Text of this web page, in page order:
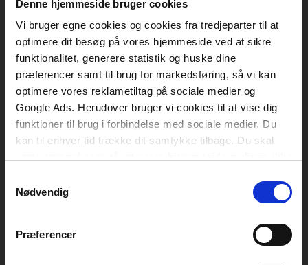
Denne hjemmeside bruger cookies
Vi bruger egne cookies og cookies fra tredjeparter til at
optimere dit besøg på vores hjemmeside ved at sikre
funktionalitet, generere statistik og huske dine
præferencer samt til brug for markedsføring, så vi kan
optimere vores reklametiltag på sociale medier og
Google Ads. Herudover bruger vi cookies til at vise dig
funktioner til brug i forbindelse med sociale medier. Du
kan til enhver tid trække dit samtykke tilbage. Du skal
tilbagetrækker et samtykke.
Nødvendig
Præferencer
1120 København K
CVR 76351910
Kontakt kundeservice
Mandag-fredag: kl. 10-15
+45 70 23 40 80
info@akademisk.dk
Kontakt teknisk support
Mandag-fredag: kl. 8-16